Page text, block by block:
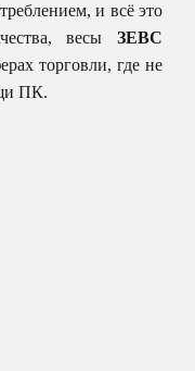
и всё это
весы ЗЕВС
торговли, где не
ПК.